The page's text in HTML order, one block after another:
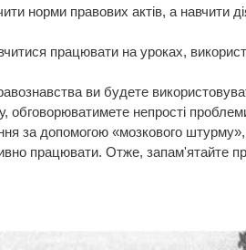
норми правових актів, а навчити
працювати на уроках,
ви будете
непрості
за допомогою «мозкового
працювати. Отже, запам'ятайте